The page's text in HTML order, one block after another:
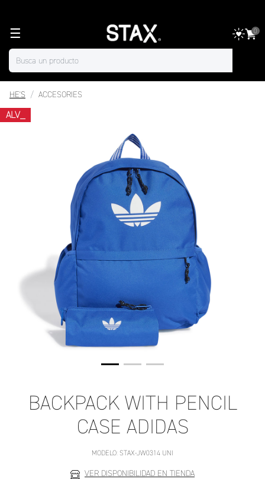
☰ 0
HE'S ACCESORIES
ALV_
BACKPACK WITH PENCIL
CASE ADIDAS
MODELO: STAX-JW0314 UNI
VER DISPONIBILIDAD EN TIENDA